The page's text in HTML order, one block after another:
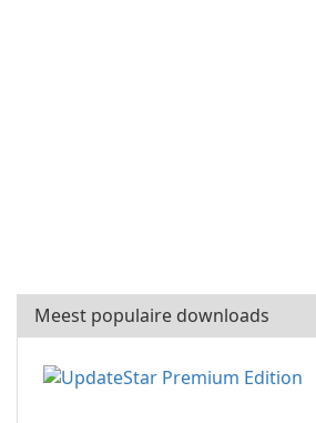
Meest populaire downloads